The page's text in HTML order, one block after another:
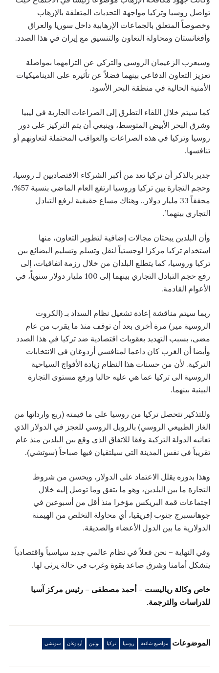
تواصل روسيا وتركيا مواجهة التحديات المتعلقة بالإرهاب
وخصوصاً المتعلق بالجماعات الإرهابية داخل سوريا والعراق
وأفغانستان ومحاولة التعاون والتنسيق مع إيران في هذا الصدد.
وسيعرب الزعيمان الروسي والتركي عن التزامهما بمواصلة
تعزيز التعاون الدفاعي بينهما فضلاً عن تأثيره على الديناميكيات
الأمنية الحالية في منطقة البحر الأسود.
كما سيتم خلال اللقاء التطرق إلى الصراعات الجارية في ليبيا
وشرق البحر الأبيض المتوسط، وينبغي أن يتم التركيز على دور
روسيا وتركيا في هذه الصراعات والعواقب المحتملة لتعاونهم أو
تنافسها.
جدير بالذكر أن تركيا تعد من أكبر الشركاء الاقتصاديين لـ روسيا،
وحجم التجارة بين تركيا وروسيا ارتفع العام الماضي بنسبة 57%،
محققاً 33 مليار دولار.. وهناك مساع حقيقية لرفع التبادل
التجاري بينهما”.
وأن البلدين يبحثان مجالات إضافية لتطوير التعاون، منها
استخدام تركيا مركزا لوجستياً لنقل وتسلم وتسليم البضائع بين
تركيا وروسيا، كما يتطلع البلدان من خلال رزمة اتفاقيات، إلى
رفع حجم التبادل التجاري بينهما إلى 100 مليار دولار سنوياً، في
الأعوام القادمة.
ربما سيتم مناقشة إعادة تشغيل نظام السداد بـ (الكروت
الروسية مير) مرة أخرى بعد أن توقف منذ ما يقرب من عام
مضى، بسبب التهديد بعقوبات اقتصادية ضد تركيا في هذا الصدد
وأيضا أن الغرب كان داعما لمنافسي أردوغان في الانتخابات
التركية. لأن من حسنات هذا النظام زيادة الأفواج السياحية
الروسية الى تركيا عما هي عليه حاليا ورفع مستوى التجارة
البينية بينهما.
وللتذكير تتحصل تركيا من روسيا على ما قيمته (ربع وارداتها من
الغاز الطبيعي الروسي) بالروبل الروسي للعجز في الدولار الذي
تعانيه الدولة التركية وفقا للاتفاق الذي وقع بين البلدين منذ عام
تقريباً في نفس المدينة التي سيلتقيان فيها صباحاً (سوتشي).
وهذا بدوره يقلل الاعتماد على الدولار، ويحسن من شروط
التجارة ما بين البلدين، وهو ما يتفق وما توصل إليه خلال
اجتماعات قمة البريكس مؤخرا منذ أقل من أسبوعين في
جوهانسبرج جنوب إفريقيا، أي محاولة التخلص من الهيمنة
الدولارية ما بين الدول الأعضاء والصديقة.
وفي النهاية – نحن فعلاً في نظام عالمي جديد سياسياً واقتصادياً
يتشكل أمامنا وشرق صاعد بقوة وغرب في حالة يرثى لها.
خاص وكالة رياليست – أحمد مصطفى – رئيس مركز آسيا
للدراسات والترجمة.
الموضوعات مواضيع شائعة روسيا تركيا بوتين أردوغان سوتشي